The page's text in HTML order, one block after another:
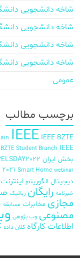
شاخه دانشجویی
شاخه دانشجویی
شاخه دانشجویی
شاخه دانشجویی
عمومی
برچسب‌ مطالب
IEEE IEEE BZTE
Student Branch IEEE
بخش ایران
Smart Home webinar
دیجیتال الگوریتم
خبرنامه رایگان رباتیک
مجازی مخابرات مسابقه
مصنوعی وب پژوهی
اطلاعات کارگاه کلان داده